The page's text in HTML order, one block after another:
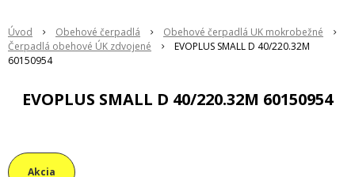
Úvod Obehové čerpadlá
Obehové čerpadlá UK mokrobežné
Čerpadlá obehové ÚK zdvojené
EVOPLUS SMALL D 40/220.32M
60150954
EVOPLUS SMALL D 40/220.32M 60150954
Akcia